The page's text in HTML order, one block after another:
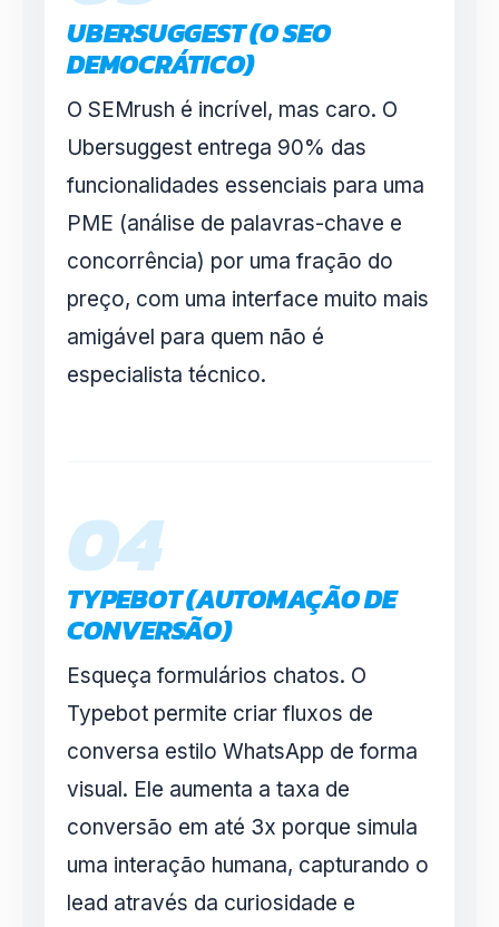
UBERSUGGEST (O SEO
DEMOCRÁTICO)
O SEMrush é incrível, mas caro. O
Ubersuggest entrega 90% das
funcionalidades essenciais para uma
PME (análise de palavras-chave e
concorrência) por uma fração do
preço, com uma interface muito mais
amigável para quem não é
especialista técnico.
04
TYPEBOT (AUTOMAÇÃO DE
CONVERSÃO)
Esqueça formulários chatos. O
Typebot permite criar fluxos de
conversa estilo WhatsApp de forma
visual. Ele aumenta a taxa de
conversão em até 3x porque simula
uma interação humana, capturando o
lead através da curiosidade e